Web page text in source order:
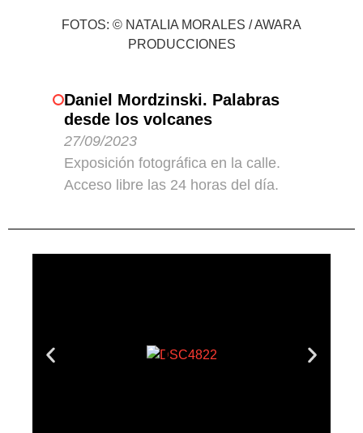
FOTOS: © NATALIA MORALES / AWARA
PRODUCCIONES
Daniel Mordzinski. Palabras
desde los volcanes
27/09/2023
Exposición fotográfica en la calle.
Acceso libre las 24 horas del día.